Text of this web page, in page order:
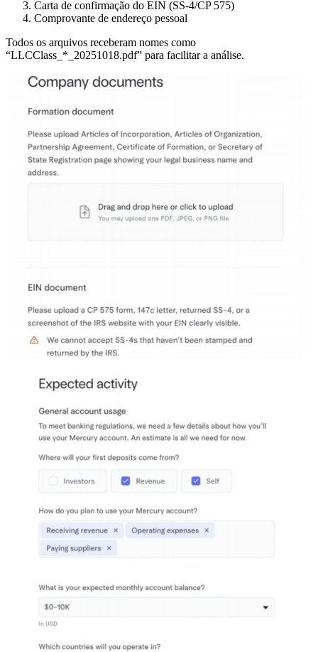
Carta de confirmação do EIN (SS-4/CP 575)
Comprovante de endereço pessoal
Todos os arquivos receberam nomes como
“LLCClass_*_20251018.pdf” para facilitar a análise.